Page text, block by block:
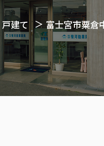
戸建て 富士宮市粟倉